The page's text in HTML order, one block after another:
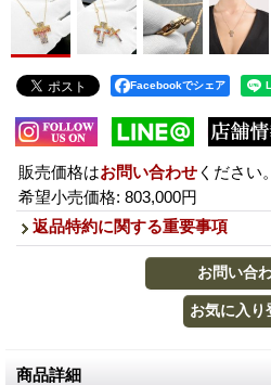
Facebookでシェア
販売価格はお問い合わせ ください。
希望小売価格: 803,000円
返品特約に関する重要事項
商品詳細